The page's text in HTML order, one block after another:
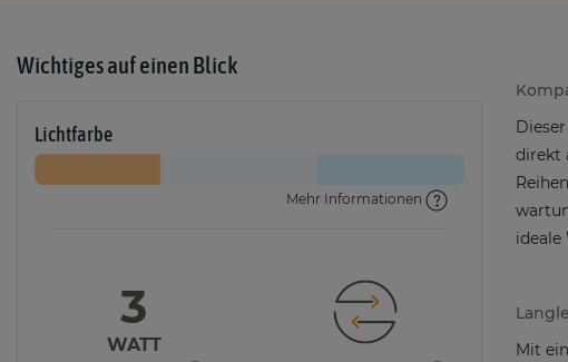
Wichtiges auf einen Blick
Lichtfarbe
Mehr Informationen
3
WATT
direkt
ideale
Mit